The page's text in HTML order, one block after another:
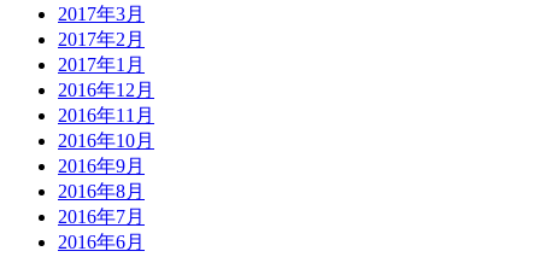
2017年3月
2017年2月
2017年1月
2016年12月
2016年11月
2016年10月
2016年9月
2016年8月
2016年7月
2016年6月